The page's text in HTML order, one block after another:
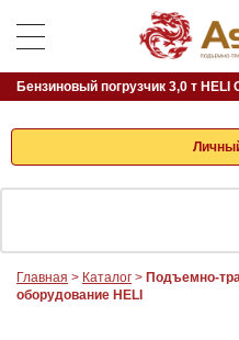
Главная > Каталог > Подъемно-
оборудование HELI
Бензиновый погрузчик 3,0 т HELI